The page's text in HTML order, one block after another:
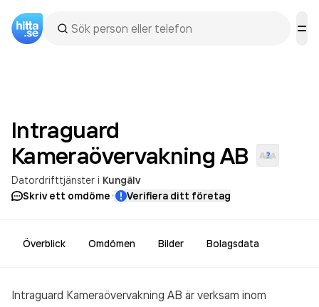
Intraguard
Kameraövervakning AB
Datordrifttjänster i Kungälv
Skriv ett omdöme· Verifiera ditt företag
Överblick Omdömen Bilder Bolagsdata
Intraguard Kameraövervakning AB är verksam inom